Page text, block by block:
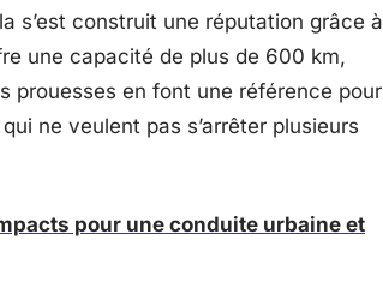
s’est construit une réputation grâce à
une capacité de plus de 600 km,
prouesses en font une référence pour
ne veulent pas s’arrêter plusieurs
pour une conduite urbaine et